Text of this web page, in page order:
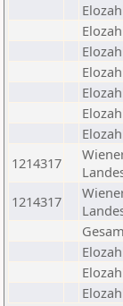
1214317
1214317